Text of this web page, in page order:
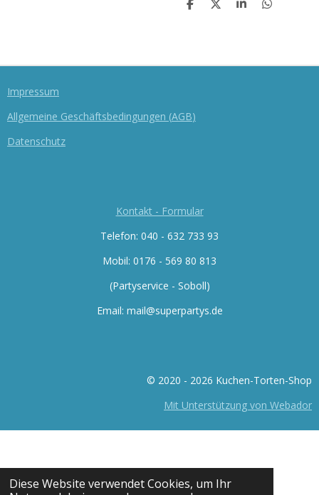
Diese Website verwendet Cookies, um Ihr
T
N
T
N
T
N
T
N
Impressum
Allgemeine Geschäftsbedingungen (AGB)
Datenschutz
Kontakt - Formular
Telefon: 040 - 632 733 93
Mobil: 0176 - 569 80 813
(Partyservice - Soboll)
Email: mail@superpartys.de
© 2020 - 2026 Kuchen-Torten-Shop
Mit Unterstützung von Webador